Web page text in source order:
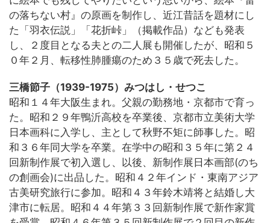
の落ちない村』の原画を制作し、近江昔話を題材にし
た「羽衣伝説」「花折峠」（掲載作品）なども発表
し、２度目となる夫との二人展も開催したが、昭和５
０年２月、転移性肺腫瘍のため３５歳で死去した。
三橋節子（1939-1975）みつはし・せつこ
昭和１４年大阪生まれ。父親の勤務地・京都市で育っ
た。昭和２９年鴨沂高校を卒業後、京都市立美術大学
日本画科に入学し、主として秋野不矩に師事した。昭
和３６年同大学を卒業。在学中の昭和３５年に第２４
回新制作展で初入選し、以後、新制作展日本画部(のち
の創画会)に出品した。昭和４２年インド・東南アジア
古美研究旅行に参加。昭和４３年鈴木靖将と結婚し大
津市に転居。昭和４４年第３３回新制作展で新作家賞